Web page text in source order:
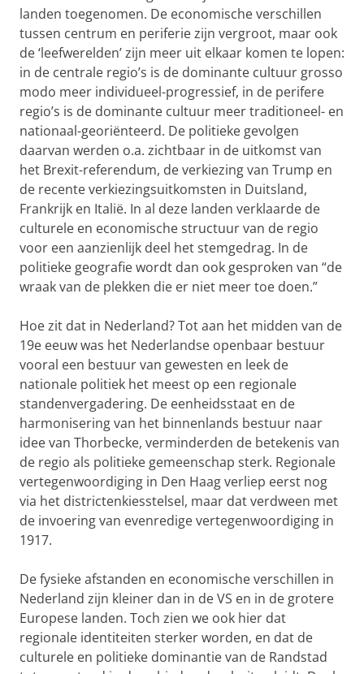
landen toegenomen. De economische verschillen
tussen centrum en periferie zijn vergroot, maar ook
de ‘leefwerelden’ zijn meer uit elkaar komen te lopen:
in de centrale regio’s is de dominante cultuur grosso
modo meer individueel-progressief, in de perifere
regio’s is de dominante cultuur meer traditioneel- en
nationaal-georiënteerd. De politieke gevolgen
daarvan werden o.a. zichtbaar in de uitkomst van
het Brexit-referendum, de verkiezing van Trump en
de recente verkiezingsuitkomsten in Duitsland,
Frankrijk en Italië. In al deze landen verklaarde de
culturele en economische structuur van de regio
voor een aanzienlijk deel het stemgedrag. In de
politieke geografie wordt dan ook gesproken van “de
wraak van de plekken die er niet meer toe doen.”
Hoe zit dat in Nederland? Tot aan het midden van de
19e eeuw was het Nederlandse openbaar bestuur
vooral een bestuur van gewesten en leek de
nationale politiek het meest op een regionale
standenvergadering. De eenheidsstaat en de
harmonisering van het binnenlands bestuur naar
idee van Thorbecke, verminderden de betekenis van
de regio als politieke gemeenschap sterk. Regionale
vertegenwoordiging in Den Haag verliep eerst nog
via het districtenkiesstelsel, maar dat verdween met
de invoering van evenredige vertegenwoordiging in
1917.
De fysieke afstanden en economische verschillen in
Nederland zijn kleiner dan in de VS en in de grotere
Europese landen. Toch zien we ook hier dat
regionale identiteiten sterker worden, en dat de
culturele en politieke dominantie van de Randstad